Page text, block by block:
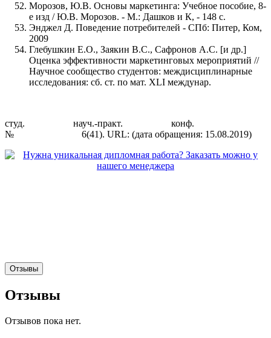
Морозов, Ю.В. Основы маркетинга: Учебное пособие, 8-
е изд / Ю.В. Морозов. - М.: Дашков и К, - 148 c.
Энджел Д. Поведение потребителей - СПб: Питер, Ком,
2009
Глебушкин Е.О., Заякин В.С., Сафронов А.С. [и др.]
Оценка эффективности маркетинговых мероприятий //
Научное сообщество студентов: междисциплинарные
исследования: сб. ст. по мат. XLI междунар.
студ. науч.-практ. конф.
№ 6(41). URL: (дата обращения: 15.08.2019)
Отзывы
Отзывы
Отзывов пока нет.